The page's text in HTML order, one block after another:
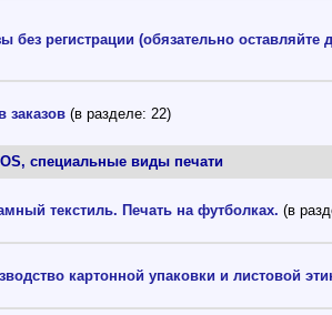
без регистрации (обязательно оставляйте
заказов (в разделе: 22)
специальные виды печати
текстиль. Печать на футболках. (в
картонной упаковки и листовой